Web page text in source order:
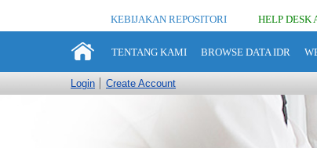
KEBIJAKAN REPOSITORI HELP DESK
TENTANG KAMI BROWSE DATA IDR
Login Create Account